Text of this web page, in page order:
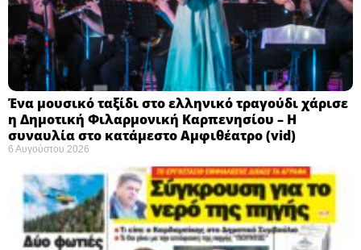
Ένα μουσικό ταξίδι στο ελληνικό τραγούδι χάρισε
η Δημοτική Φιλαρμονική Καρπενησίου – Η
συναυλία στο κατάμεστο Αμφιθέατρο (vid)
6 Αυγούστου 2026